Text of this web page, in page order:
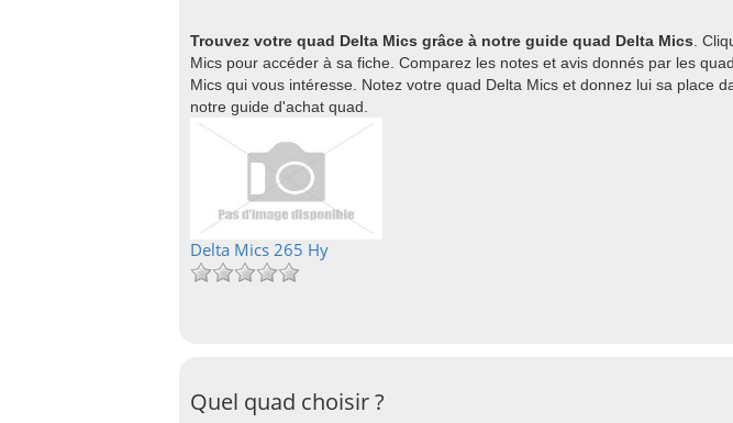
Trouvez votre quad Delta Mics grâce à notre guide quad Delta Mics .
Mics pour accéder à sa fiche. Comparez les notes et avis donnés par les
Mics qui vous intéresse. Notez votre quad Delta Mics et donnez lui sa place
notre guide d'achat quad.
Delta Mics 265 Hy
Quel quad choisir ?